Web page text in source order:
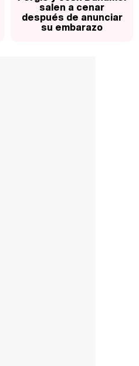
salen a cenar
después de anunciar
su embarazo